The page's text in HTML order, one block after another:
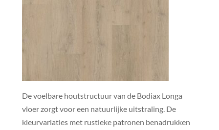
De voelbare houtstructuur van de Bodiax Longa
vloer zorgt voor een natuurlijke uitstraling. De
kleurvariaties met rustieke patronen benadrukken